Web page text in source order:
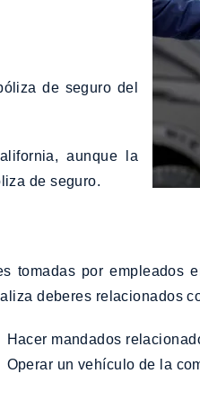
de seguro del
aunque la
de seguro.
tomadas por
deberes relacionados
Hacer mandados
Operar un vehículo de la